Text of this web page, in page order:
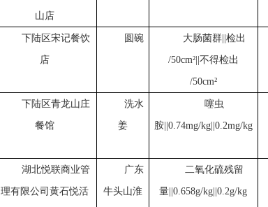
山店
下陆区宋记餐饮
店
圆碗 大肠菌群 ||检出
/50cm²||不得检出
/50cm²
下陆区青龙山庄
餐馆
洗水
姜
噻虫
胺||0.74mg/kg||0.2mg/kg
湖北悦联商业管
理有限公司黄石悦活
广东
牛头山淮
二氧化硫残留
量 ||0.658g/kg||0.2g/kg